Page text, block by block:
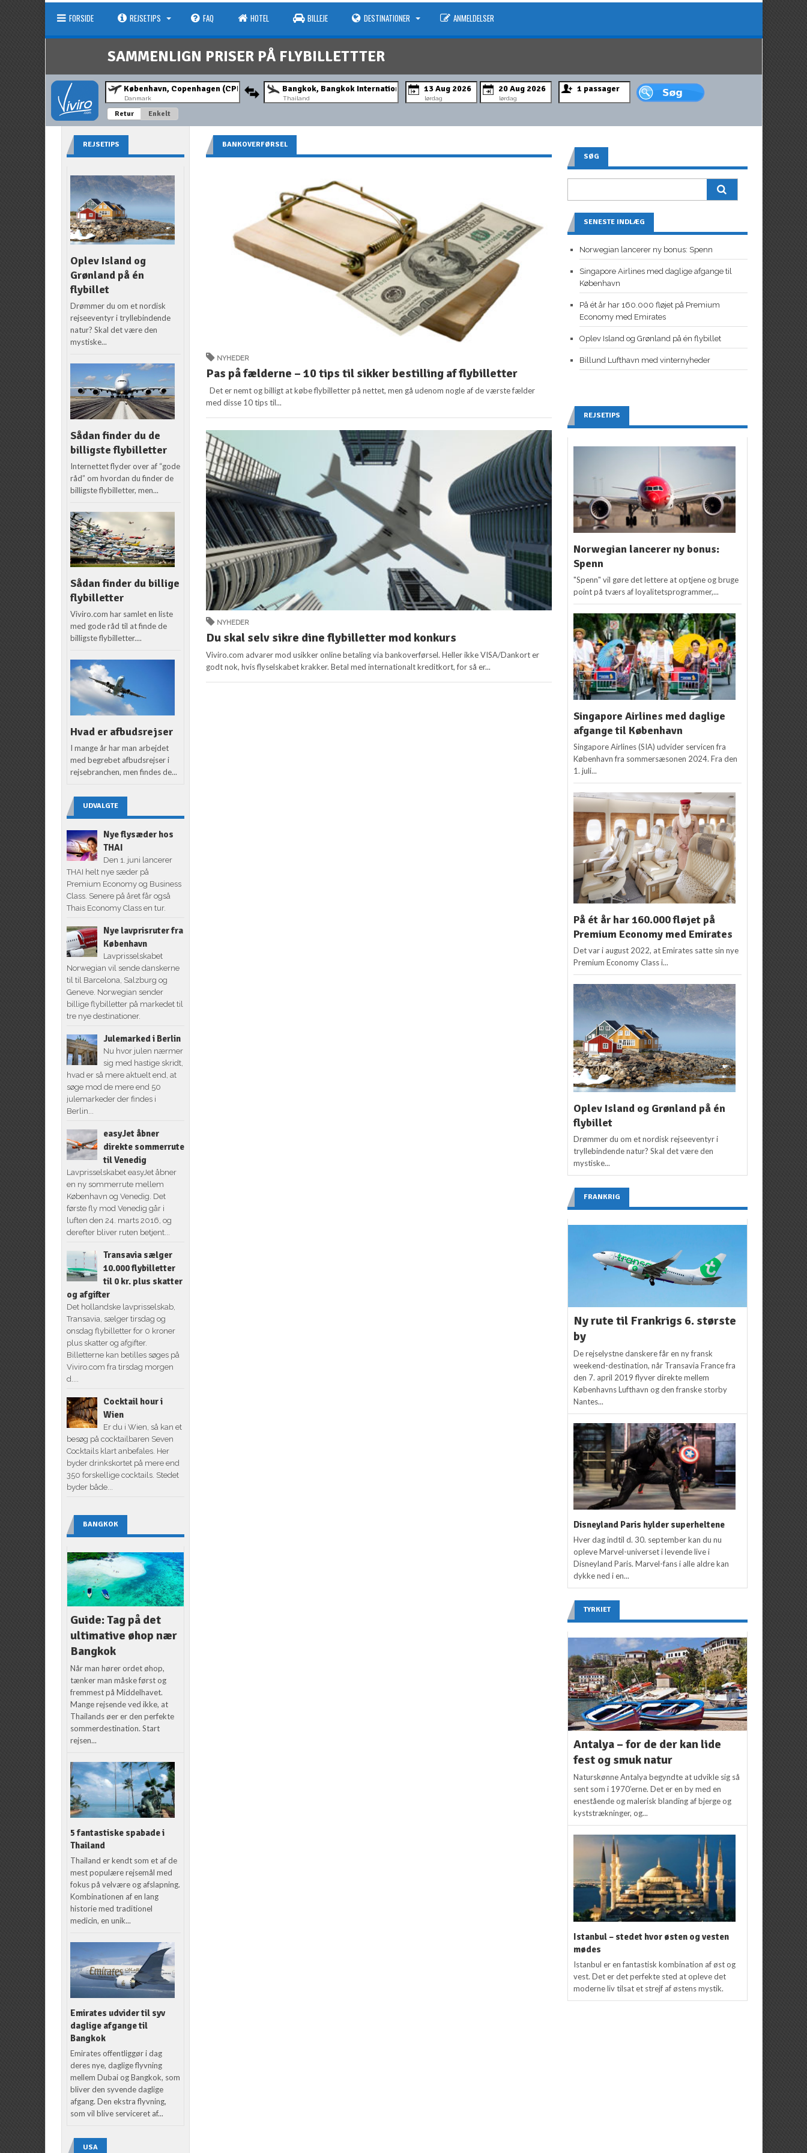
FORSIDE REJSETIPS FAQ HOTEL BILLEJE DESTINATIONER ANMELDELSER
SAMMENLIGN PRISER PÅ FLYBILLETTTER
Danmark Thailand lørdag lørdag
Retur Enkelt
BANKOVERFØRSEL
NYHEDER
Pas på fælderne – 10 tips til sikker bestilling af flybilletter
Det er nemt og billigt at købe flybilletter på nettet, men gå udenom nogle af de værste fælder
med disse 10 tips til...
NYHEDER
Du skal selv sikre dine flybilletter mod konkurs
Viviro.com advarer mod usikker online betaling via bankoverførsel. Heller ikke VISA/Dankort er
godt nok, hvis flyselskabet krakker. Betal med internationalt kreditkort, for så er...
REJSETIPS
Oplev Island og
Grønland på én
flybillet
Drømmer du om et nordisk
rejseeventyr i tryllebindende
natur? Skal det være den
mystiske...
Sådan finder du de
billigste flybilletter
Internettet flyder over af “gode
råd” om hvordan du finder de
billigste flybilletter, men...
Sådan finder du billige
flybilletter
Viviro.com har samlet en liste
med gode råd til at finde de
billigste flybilletter....
Hvad er afbudsrejser
I mange år har man arbejdet
med begrebet afbudsrejser i
rejsebranchen, men findes de...
UDVALGTE
Nye flysæder hos
THAI
Den 1. juni lancerer
THAI helt nye sæder på
Premium Economy og Business
Class. Senere på året får også
Thais Economy Class en tur.
Nye lavprisruter fra
København
Lavprisselskabet
Norwegian vil sende danskerne
til til Barcelona, Salzburg og
Geneve. Norwegian sender
billige flybilletter på markedet til
tre nye destinationer.
Julemarked i Berlin
Nu hvor julen nærmer
sig med hastige skridt,
hvad er så mere aktuelt end, at
søge mod de mere end 50
julemarkeder der findes i
Berlin...
easyJet åbner
direkte sommerrute
til Venedig
Lavprisselskabet easyJet åbner
en ny sommerrute mellem
København og Venedig. Det
første fly mod Venedig går i
luften den 24. marts 2016, og
derefter bliver ruten betjent...
Transavia sælger
10.000 flybilletter
til 0 kr. plus skatter
og afgifter
Det hollandske lavprisselskab,
Transavia, sælger tirsdag og
onsdag flybilletter for 0 kroner
plus skatter og afgifter.
Billetterne kan betilles søges på
Viviro.com fra tirsdag morgen
d....
Cocktail hour i
Wien
Er du i Wien, så kan et
besøg på cocktailbaren Seven
Cocktails klart anbefales. Her
byder drinkskortet på mere end
350 forskellige cocktails. Stedet
byder både...
BANGKOK
Guide: Tag på det
ultimative øhop nær
Bangkok
Når man hører ordet øhop,
tænker man måske først og
fremmest på Middelhavet.
Mange rejsende ved ikke, at
Thailands øer er den perfekte
sommerdestination. Start
rejsen...
5 fantastiske spabade i
Thailand
Thailand er kendt som et af de
mest populære rejsemål med
fokus på velvære og afslapning.
Kombinationen af en lang
historie med traditionel
medicin, en unik...
Emirates udvider til syv
daglige afgange til
Bangkok
Emirates offentliggør i dag
deres nye, daglige flyvning
mellem Dubai og Bangkok, som
bliver den syvende daglige
afgang. Den ekstra flyvning,
som vil blive serviceret af...
USA
SØG
SENESTE INDLÆG
Norwegian lancerer ny bonus: Spenn
Singapore Airlines med daglige afgange til
København
På ét år har 160.000 fløjet på Premium
Economy med Emirates
Oplev Island og Grønland på én flybillet
Billund Lufthavn med vinternyheder
REJSETIPS
Norwegian lancerer ny bonus:
Spenn
"Spenn" vil gøre det lettere at optjene og bruge
point på tværs af loyalitetsprogrammer,...
Singapore Airlines med daglige
afgange til København
Singapore Airlines (SIA) udvider servicen fra
København fra sommersæsonen 2024. Fra den
1. juli...
På ét år har 160.000 fløjet på
Premium Economy med Emirates
Det var i august 2022, at Emirates satte sin nye
Premium Economy Class i...
Oplev Island og Grønland på én
flybillet
Drømmer du om et nordisk rejseeventyr i
tryllebindende natur? Skal det være den
mystiske...
FRANKRIG
Ny rute til Frankrigs 6. største
by
De rejselystne danskere får en ny fransk
weekend-destination, når Transavia France fra
den 7. april 2019 flyver direkte mellem
Københavns Lufthavn og den franske storby
Nantes...
Disneyland Paris hylder superheltene
Hver dag indtil d. 30. september kan du nu
opleve Marvel-universet i levende live i
Disneyland Paris. Marvel-fans i alle aldre kan
dykke ned i en...
TYRKIET
Antalya – for de der kan lide
fest og smuk natur
Naturskønne Antalya begyndte at udvikle sig så
sent som i 1970’erne. Det er en by med en
enestående og malerisk blanding af bjerge og
kyststrækninger, og...
Istanbul – stedet hvor østen og vesten
mødes
Istanbul er en fantastisk kombination af øst og
vest. Det er det perfekte sted at opleve det
moderne liv tilsat et strejf af østens mystik.